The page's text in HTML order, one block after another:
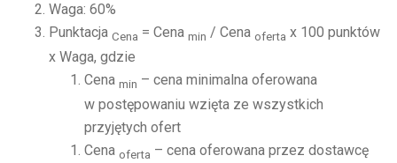
Waga: 60%
Punktacja Cena = Cena min / Cena oferta x 100 punktów
x Waga, gdzie
Cena min – cena minimalna oferowana
w postępowaniu wzięta ze wszystkich
przyjętych ofert
Cena oferta – cena oferowana przez dostawcę